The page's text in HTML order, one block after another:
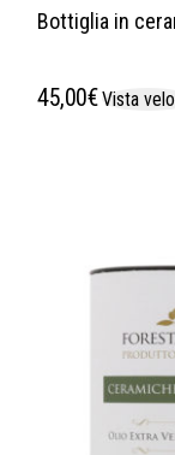
Bottiglia in
45,00€ Vista